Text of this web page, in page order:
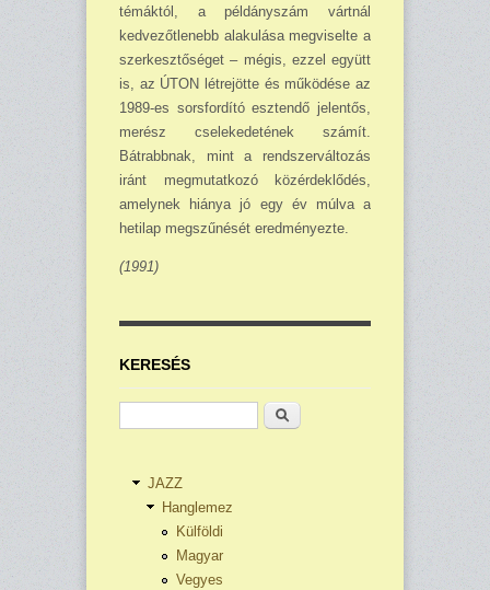
témáktól, a példányszám vártnál
kedvezőtlenebb alakulása megviselte a
szerkesztőséget – mégis, ezzel együtt
is, az ÚTON létrejötte és működése az
1989-es sorsfordító esztendő jelentős,
merész cselekedetének számít.
Bátrabbnak, mint a rendszerváltozás
iránt megmutatkozó közérdeklődés,
amelynek hiánya jó egy év múlva a
hetilap megszűnését eredményezte.
(1991)
KERESÉS
Keresés
JAZZ
Hanglemez
Külföldi
Magyar
Vegyes